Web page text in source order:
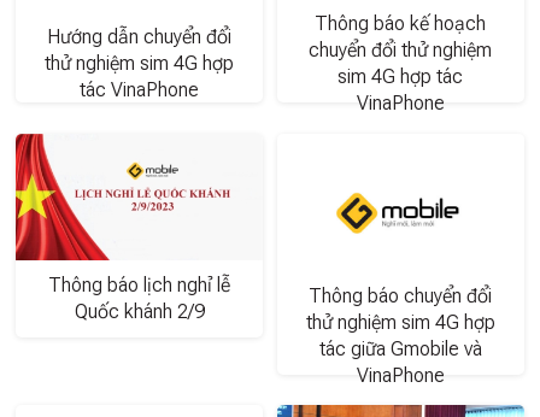
Hướng dẫn chuyển đổi
thử nghiệm sim 4G hợp
tác VinaPhone
Thông báo kế hoạch
chuyển đổi thử nghiệm
sim 4G hợp tác
VinaPhone
Thông báo lịch nghỉ lễ
Quốc khánh 2/9
Thông báo chuyển đổi
thử nghiệm sim 4G hợp
tác giữa Gmobile và
VinaPhone